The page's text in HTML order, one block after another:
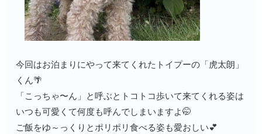
今回はお泊まりにやって来てくれたトイプーの「虎太朗」
くん🌴
「こっちゃ〜ん」と呼ぶとトコトコ歩いて来てくれる姿は
いつも可愛くて何度も呼んでしまいますよ🤭
ご飯をゆ～っくりとポリポリ食べる姿も愛おしい💕